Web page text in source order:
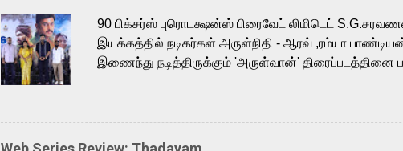
90 பிக்சர்ஸ் புரொடக்ஷன்ஸ் பிரைவேட் லிமிடெட்
இயக்கத்தில் நடிகர்கள் அருள்நிதி - ஆரவ் ,ரம்யா
இணைந்து நடித்திருக்கும் 'அருள்வான்' திரைப்படத்தினை
அருள்நிதி, ஆரவ், காளி வெங்கட், ரம்யா பாண்டியன், வி டி
'பருத்திவீரன்' சரவணன், ஹரிஷ் உத்தமன் உள்ளிட்ட பலர்
செய்திருக்கும் இந்த திரைப்படத்திற்கு ஜீ. வி. பிரகாஷ்